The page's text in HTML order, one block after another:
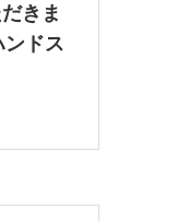
きま
ドス